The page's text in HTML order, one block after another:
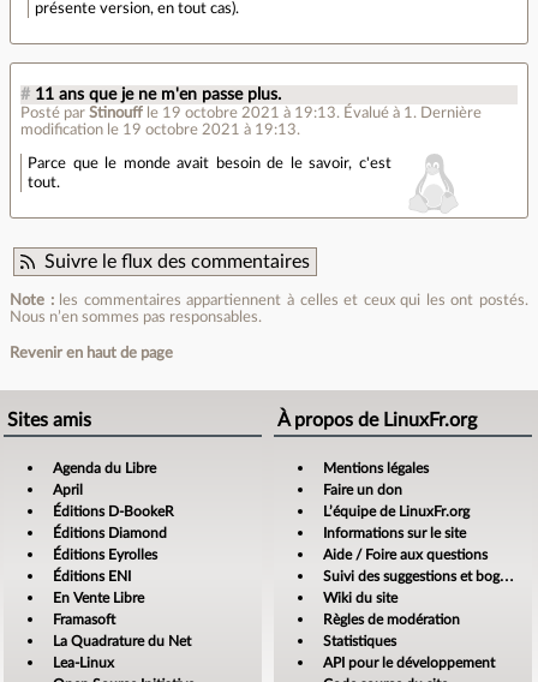
présente version, en tout cas).
# 11 ans que je ne m'en passe plus.
Posté par Stinouff le 19 octobre 2021 à 19:13. Évalué à 1 . Dernière
modification le 19 octobre 2021 à 19:13.
Parce que le monde avait besoin de le savoir, c'est
tout.
Suivre le flux des commentaires
Note :les commentaires appartiennent à celles et ceux qui les ont postés.
Nous n’en sommes pas responsables.
Revenir en haut de page
Sites amis
Agenda du Libre
April
Éditions D-BookeR
Éditions Diamond
Éditions Eyrolles
Éditions ENI
En Vente Libre
Framasoft
La Quadrature du Net
Lea-Linux
À propos de LinuxFr.org
Mentions légales
Faire un don
L’équipe de LinuxFr.org
Informations sur le site
Aide / Foire aux questions
Suivi des suggestions et bogues
Wiki du site
Règles de modération
Statistiques
API pour le développement